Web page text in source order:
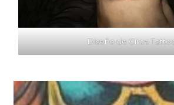
Diseño de Circe